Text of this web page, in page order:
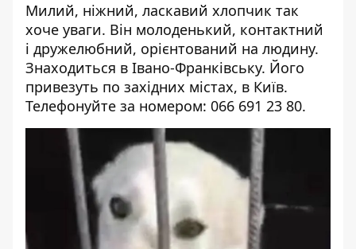
Милий, ніжний, ласкавий хлопчик так
хоче уваги. Він молоденький, контактний
і дружелюбний, орієнтований на людину.
Знаходиться в Івано-Франківську. Його
привезуть по західних містах, в Київ.
Телефонуйте за номером: 066 691 23 80.